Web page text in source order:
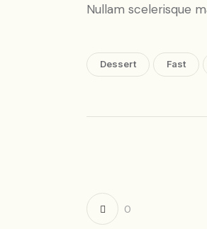
Nullam scelerisque
Dessert Fast
0